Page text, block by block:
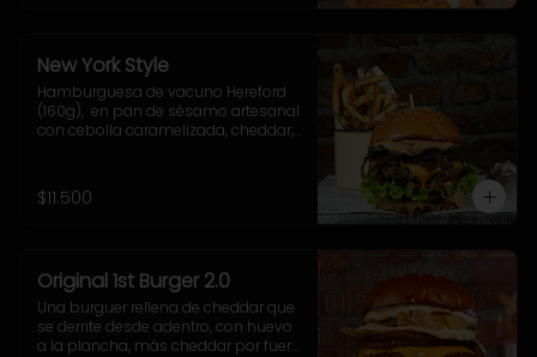
New York Style
Hamburguesa de vacuno Hereford
(160g),  en pan de sésamo artesanal
con cebolla caramelizada, cheddar,
elección.
$11.500
Original 1st Burger 2.0
Una burguer rellena de cheddar que
se derrite desde adentro, con huevo
a la plancha, más cheddar por fuera,